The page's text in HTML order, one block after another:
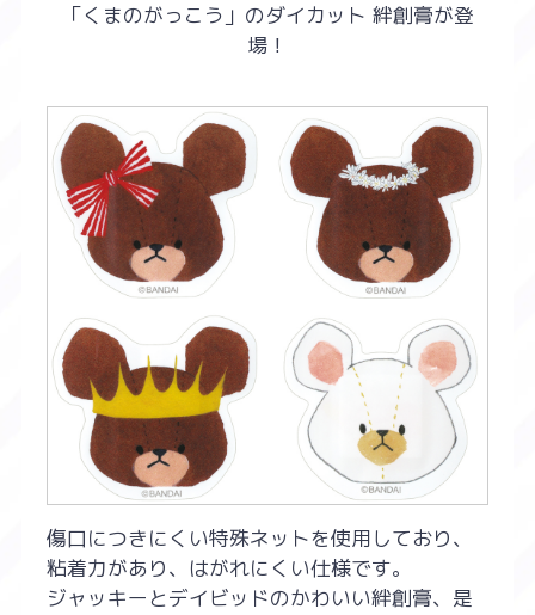
「くまのがっこう」のダイカット 絆創膏が登
場！
傷口につきにくい特殊ネットを使用しており、
粘着力があり、はがれにくい仕様です。
ジャッキーとデイビッドのかわいい絆創膏、是